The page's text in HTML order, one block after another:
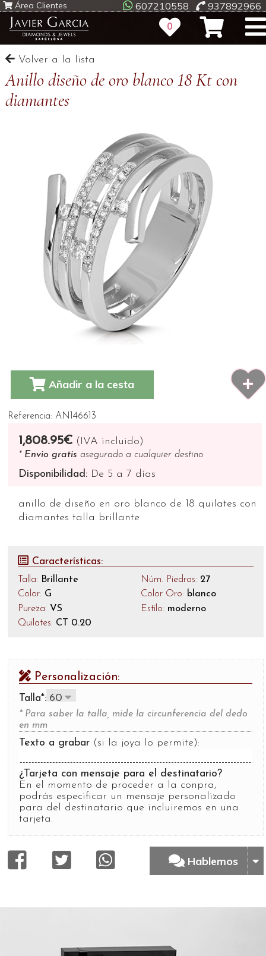
0
607210558 937892966
Área Clientes
Volver a la lista
Anillo diseño de oro blanco 18 Kt con
diamantes
Añadir a la cesta
Referencia: AN146613
1,808.95€ (IVA incluido)
* Envio gratis asegurado a cualquier destino
Disponibilidad: De 5 a 7 días
anillo de diseño en oro blanco de 18 quilates con
diamantes talla brillante
Características:
Talla: Brillante
Color: G
Pureza: VS
Quilates: CT 0.20
Núm. Piedras: 27
Color Oro: blanco
Estilo: moderno
Personalización:
Talla*:
* Para saber la talla, mide la circunferencia del dedo
en mm
Texto a grabar (si la joya lo permite):
¿Tarjeta con mensaje para el destinatario?
En el momento de proceder a la conpra,
podrás especificar un mensaje personalizado
para del destinatario que incluiremos en una
tarjeta.
Hablemos